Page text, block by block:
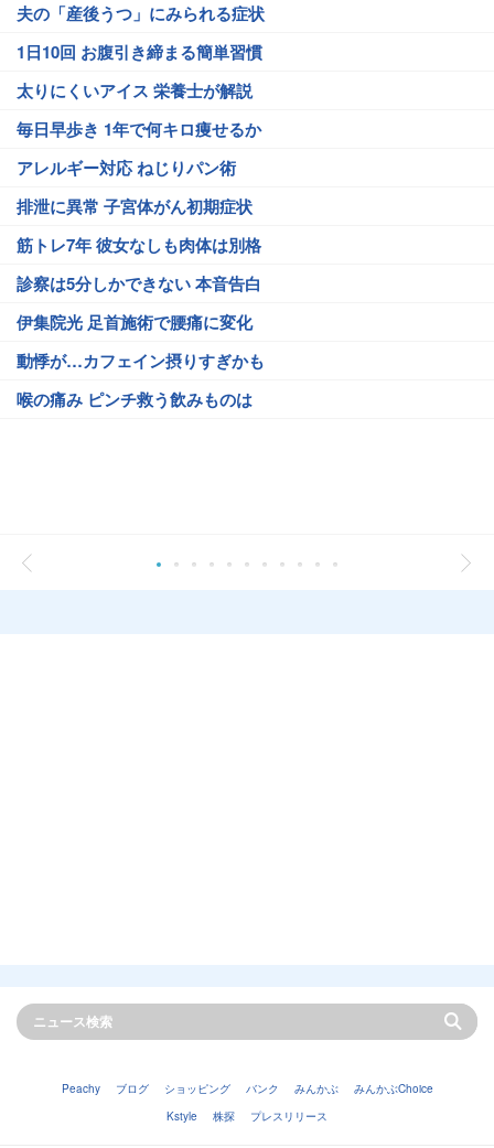
夫の「産後うつ」にみられる症状
1日10回 お腹引き締まる簡単習慣
太りにくいアイス 栄養士が解説
毎日早歩き 1年で何キロ痩せるか
アレルギー対応 ねじりパン術
排泄に異常 子宮体がん初期症状
筋トレ7年 彼女なしも肉体は別格
診察は5分しかできない 本音告白
伊集院光 足首施術で腰痛に変化
動悸が…カフェイン摂りすぎかも
喉の痛み ピンチ救う飲みものは
Peachy ブログ ショッピング バンク みんかぶ
みんかぶChoice
Kstyle
株探 プレスリリース